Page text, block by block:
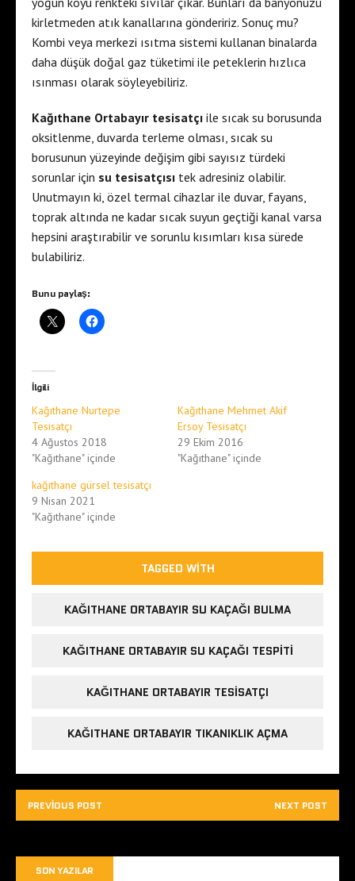
kirletmeden atık kanallarına göndeririz. Sonuç mu?
Kombi veya merkezi ısıtma sistemi kullanan binalarda
daha düşük doğal gaz tüketimi ile peteklerin hızlıca
ısınması olarak söyleyebiliriz.
Kağıthane Ortabayır tesisatçı ile sıcak su borusunda
oksitlenme, duvarda terleme olması, sıcak su
borusunun yüzeyinde değişim gibi sayısız türdeki
sorunlar için su tesisatçısı tek adresiniz olabilir.
Unutmayın ki, özel termal cihazlar ile duvar, fayans,
toprak altında ne kadar sıcak suyun geçtiği kanal varsa
hepsini araştırabilir ve sorunlu kısımları kısa sürede
bulabiliriz.
Bunu paylaş:
İlgili
Kağıthane Nurtepe
Tesisatçı
4 Ağustos 2018
"Kağıthane" içinde
Kağıthane Mehmet Akif
Ersoy Tesisatçı
29 Ekim 2016
"Kağıthane" içinde
kağıthane gürsel tesisatçı
9 Nisan 2021
"Kağıthane" içinde
TAGGED WITH
KAĞITHANE ORTABAYIR SU KAÇAĞI BULMA
KAĞITHANE ORTABAYIR SU KAÇAĞI TESPITI
KAĞITHANE ORTABAYIR TESISATÇI
KAĞITHANE ORTABAYIR TIKANIKLIK AÇMA
PREVIOUS POST NEXT POST
SON YAZILAR